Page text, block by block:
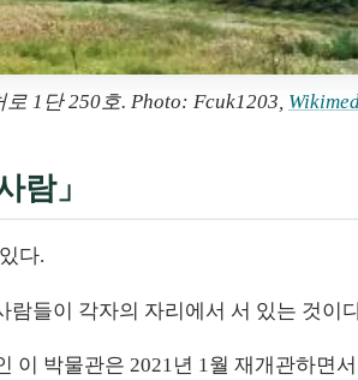
1단 250호. Photo: Fcuk1203,
람」
다.
들이 각자의 자리에서 서 있는 것이다
박물관은 2021년 1월 재개관하면